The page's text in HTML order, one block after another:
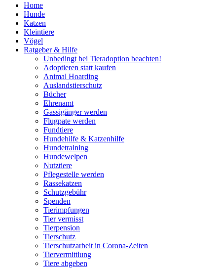
Home
Hunde
Katzen
Kleintiere
Vögel
Ratgeber & Hilfe
Unbedingt bei Tieradoption beachten!
Adoptieren statt kaufen
Animal Hoarding
Auslandstierschutz
Bücher
Ehrenamt
Gassigänger werden
Flugpate werden
Fundtiere
Hundehilfe & Katzenhilfe
Hundetraining
Hundewelpen
Nutztiere
Pflegestelle werden
Rassekatzen
Schutzgebühr
Spenden
Tierimpfungen
Tier vermisst
Tierpension
Tierschutz
Tierschutzarbeit in Corona-Zeiten
Tiervermittlung
Tiere abgeben